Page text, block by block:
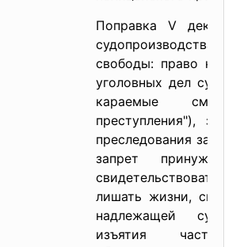
Поправка V
судопроизводства
свободы: право на
уголовных дел
караемые
преступления"),
преследования за
запрет
свидетельствовать
лишать жизни,
надлежащей
изъятия